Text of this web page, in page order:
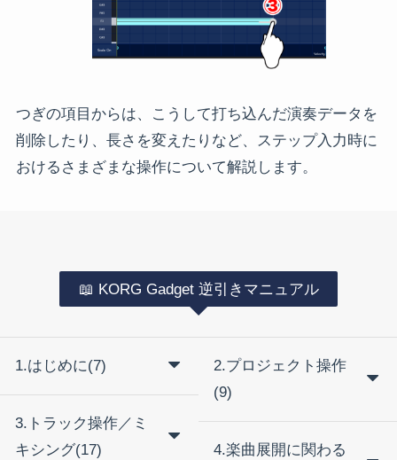
つぎの項目からは、こうして打ち込んだ演奏データを
削除したり、長さを変えたりなど、ステップ入力時に
おけるさまざまな操作について解説します。
📖 KORG Gadget 逆引きマニュアル
1.はじめに(7)
3.トラック操作／ミ
キシング(17)
2.プロジェクト操作
(9)
4.楽曲展開に関わる